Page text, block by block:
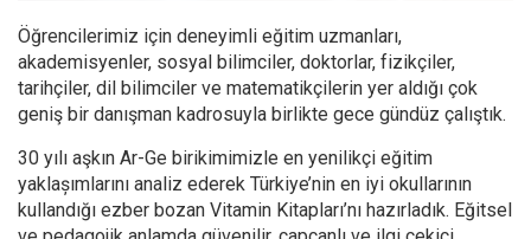
Öğrencilerimiz için deneyimli eğitim uzmanları,
akademisyenler, sosyal bilimciler, doktorlar, fizikçiler,